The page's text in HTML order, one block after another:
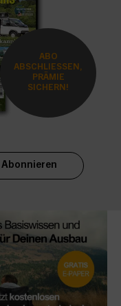
ABO
ABSCHLIESSEN,
PRÄMIE
SICHERN!
Abonnieren